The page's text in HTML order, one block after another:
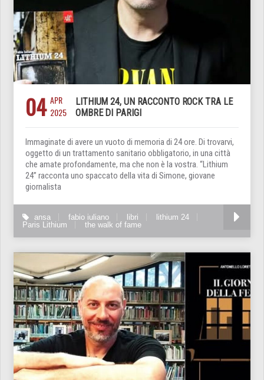
04 APR
2025
LITHIUM 24, UN RACCONTO ROCK TRA LE
OMBRE DI PARIGI
Immaginate di avere un vuoto di memoria di 24 ore. Di trovarvi,
oggetto di un trattamento sanitario obbligatorio, in una città
che amate profondamente, ma che non è la vostra. “Lithium
24” racconta uno spaccato della vita di Simone, giovane
giornalista
ansa fabio iuliano libri
lithium 24
Paris Lithium
the walk of fame